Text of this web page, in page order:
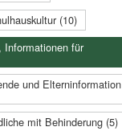
(10)
Informationen für
und Elterninformation
mit Behinderung (5)